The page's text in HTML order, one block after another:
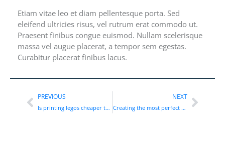
Etiam vitae leo et diam pellentesque porta. Sed
eleifend ultricies risus, vel rutrum erat commodo ut.
Praesent finibus congue euismod. Nullam scelerisque
massa vel augue placerat, a tempor sem egestas.
Curabitur placerat finibus lacus.
PREVIOUS
Is printing legos cheaper than buying?
NEXT
Creating the most perfect physical form